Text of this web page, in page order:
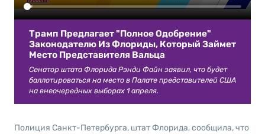
Трамп Предлагает "полное Одобрение"
Законодателю Из Флориды, Который Займет
Место Представителя Вальца
Сенатор штата Флорида Рэнди Файн заявил, что будет
баллотироваться на место в Палате представителей США
на внеочередных выборах 1 апреля.
Полиция Санкт-Петербурга, штат Флорида, сообщила, что